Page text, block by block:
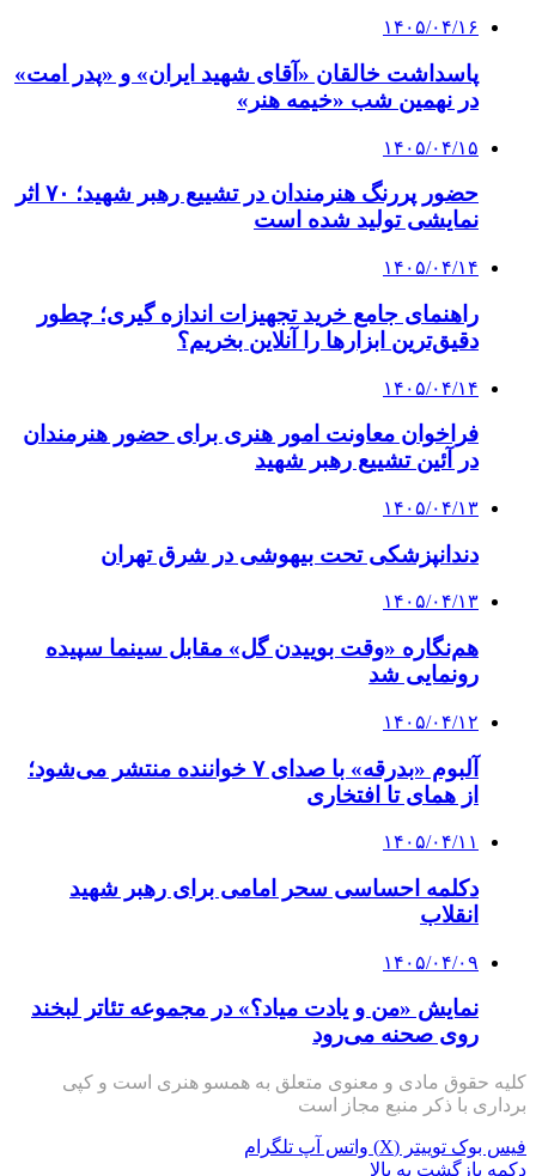
۱۴۰۵/۰۴/۱۶
پاسداشت خالقان «آقای شهید ایران» و «پدر امت»
در نهمین شب «خیمه هنر»
۱۴۰۵/۰۴/۱۵
حضور پررنگ هنرمندان در تشییع رهبر شهید؛ ۷۰ اثر
نمایشی تولید شده است
۱۴۰۵/۰۴/۱۴
راهنمای جامع خرید تجهیزات اندازه گیری؛ چطور
دقیق‌ترین ابزارها را آنلاین بخریم؟
۱۴۰۵/۰۴/۱۴
فراخوان معاونت امور هنری برای حضور هنرمندان
در آئین تشییع رهبر شهید
۱۴۰۵/۰۴/۱۳
دندانپزشکی تحت بیهوشی در شرق تهران
۱۴۰۵/۰۴/۱۳
هم‌نگاره «وقت بوییدن گل» مقابل سینما سپیده
رونمایی شد
۱۴۰۵/۰۴/۱۲
آلبوم «بدرقه» با صدای ۷ خواننده منتشر می‌شود؛
از همای تا افتخاری
۱۴۰۵/۰۴/۱۱
دکلمه‌ احساسی سحر امامی برای رهبر شهید
انقلاب
۱۴۰۵/۰۴/۰۹
نمایش «من و یادت میاد؟» در مجموعه تئاتر لبخند
روی صحنه می‌رود
کلیه حقوق مادی و معنوی متعلق به همسو هنری است و کپی
برداری با ذکر منبع مجاز است
فیس بوک توییتر (X) واتس آپ تلگرام
دکمه بازگشت به بالا